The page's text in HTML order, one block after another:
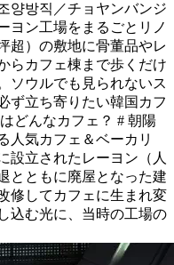
양방직／チョヤンバンジ
ヨン工場をまるごとリノ
超）の敷地に骨董品やレ
らカフェ棟まで歩くだけ
ソウルでも見られないス
ず立ち寄りたい韓国カフ
どんなカフェ？ # 朝陽
人気カフェ＆ベーカリ
設立されたレーヨン（人
とともに廃屋となった建
修してカフェに生まれ変
込む光に、当時の工場の